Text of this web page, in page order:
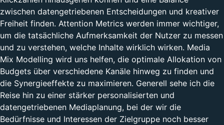
zwischen datengetriebenen Entscheidungen und kreativer
Freiheit finden. Attention Metrics werden immer wichtiger,
um die tatsächliche Aufmerksamkeit der Nutzer zu messen
und zu verstehen, welche Inhalte wirklich wirken. Media
Mix Modelling wird uns helfen, die optimale Allokation von
Budgets über verschiedene Kanäle hinweg zu finden und
die Synergieeffekte zu maximieren. Generell sehe ich die
Reise hin zu einer stärker personalisierten und
datengetriebenen Mediaplanung, bei der wir die
Bedürfnisse und Interessen der Zielgruppe noch besser